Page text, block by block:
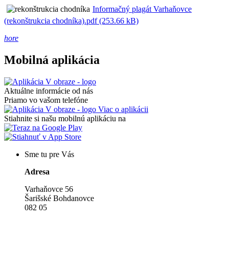
Informačný plagát Varhaňovce
(rekonštrukcia chodníka).pdf (253.66 kB)
hore
Mobilná aplikácia
Aktuálne informácie od nás
Priamo vo vašom telefóne
Viac o aplikácii
Stiahnite si našu mobilnú aplikáciu na
Sme tu pre Vás
Adresa
Varhaňovce 56
Šarišské Bohdanovce
082 05